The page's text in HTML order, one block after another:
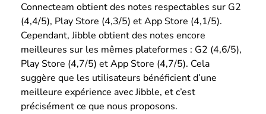
Connecteam obtient des notes respectables sur G2
(4,4/5), Play Store (4,3/5) et App Store (4,1/5).
Cependant, Jibble obtient des notes encore
meilleures sur les mêmes plateformes : G2 (4,6/5),
Play Store (4,7/5) et App Store (4,7/5). Cela
suggère que les utilisateurs bénéficient d’une
meilleure expérience avec Jibble, et c’est
précisément ce que nous proposons.